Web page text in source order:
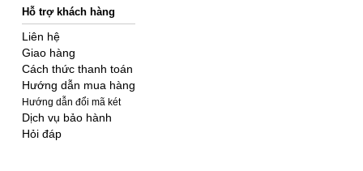
Hỗ trợ khách hàng
Liên hệ
Giao hàng
Cách thức thanh toán
Hướng dẫn mua hàng
Hướng dẫn đổi mã két
Dịch vụ bảo hành
Hỏi đáp